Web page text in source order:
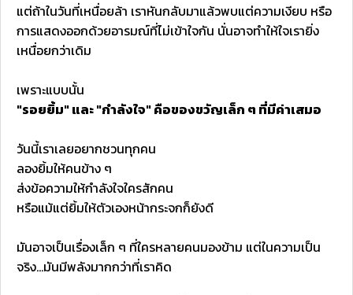
แต่ถ้าในวันที่เหนื่อยล้า เราหันกลับมาแล้วพบแต่ความเงียบ หรือ
การแสดงออกด้วยอารมณ์ที่ไม่เข้าใจกัน นั่นอาจทำให้ใจเรายิ่ง
เหนื่อยกว่าเดิม
เพราะแบบนั้น
"รอยยิ้ม" และ "กำลังใจ" คือของขวัญเล็ก ๆ ที่มีค่าเสมอ
วันนี้เราเลยอยากชวนทุกคน
ลองยิ้มให้คนข้าง ๆ
ส่งข้อความให้กำลังใจใครสักคน
หรือแม้แต่ยิ้มให้ตัวเองหน้ากระจกก็ยังดี
มันอาจเป็นเรื่องเล็ก ๆ ที่ใครหลายคนมองข้าม แต่ในความเป็น
จริง...มันมีพลังมากกว่าที่เราคิด